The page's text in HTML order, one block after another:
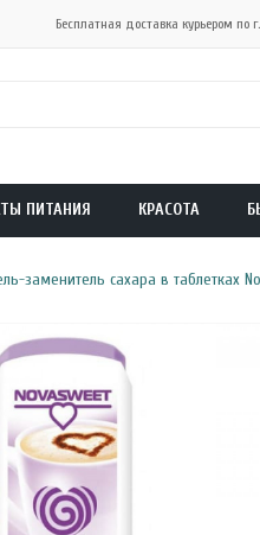
Бесплатная доставка курьером по
ПИТАНИЯ КРАСОТА
заменитель сахара в таблетках